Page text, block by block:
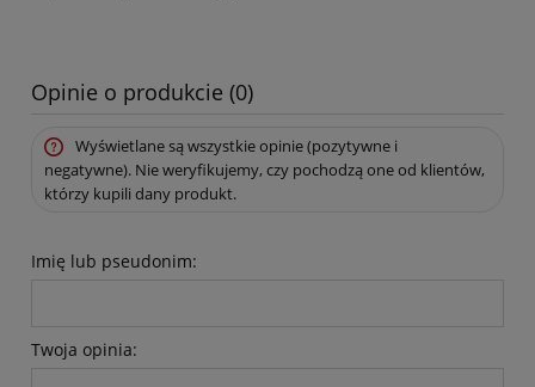
Opinie o produkcie (0)
Wyświetlane są wszystkie opinie (pozytywne i
negatywne). Nie weryfikujemy, czy pochodzą one od klientów,
którzy kupili dany produkt.
Imię lub pseudonim:
Twoja opinia: